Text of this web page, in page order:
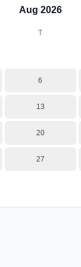
Aug 2026
T
6
13
20
27